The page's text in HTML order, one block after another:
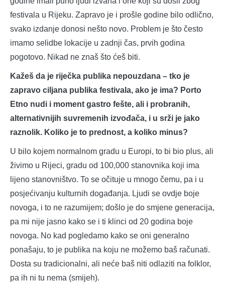
festivala u Rijeku. Zapravo je i prošle godine bilo odlično,
svako izdanje donosi nešto novo. Problem je što često
imamo selidbe lokacije u zadnji čas, prvih godina
pogotovo. Nikad ne znaš što ćeš biti.
Kažeš da je riječka publika nepouzdana – tko je
zapravo ciljana publika festivala, ako je ima? Porto
Etno nudi i moment gastro fešte, ali i probranih,
alternativnijih suvremenih izvođača, i u srži je jako
raznolik. Koliko je to prednost, a koliko minus?
U bilo kojem normalnom gradu u Europi, to bi bio plus, ali
živimo u Rijeci, gradu od 100,000 stanovnika koji ima
lijeno stanovništvo. To se očituje u mnogo čemu, pa i u
posjećivanju kulturnih događanja. Ljudi se ovdje boje
novoga, i to ne razumijem; došlo je do smjene generacija,
pa mi nije jasno kako se i ti klinci od 20 godina boje
novoga. No kad pogledamo kako se oni generalno
ponašaju, to je publika na koju ne možemo baš računati.
Dosta su tradicionalni, ali neće baš niti odlaziti na folklor,
pa ih ni tu nema (smijeh).